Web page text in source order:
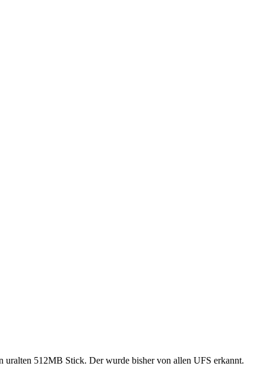
uralten 512MB Stick. Der wurde bisher von allen UFS erkannt.